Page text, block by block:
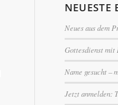
NEUESTE
Neues aus dem
Gottesdienst mit
Name gesucht –
Jetzt anmelden: